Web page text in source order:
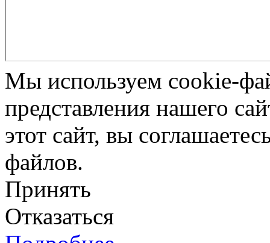
Мы используем cookie-
представления нашего
этот сайт, вы
файлов.
Принять
Отказаться